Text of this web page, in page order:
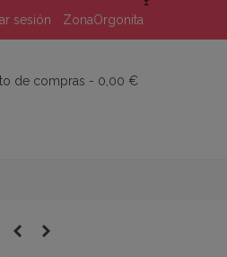
sesión ZonaOrgonita
de compras - 0,00 €